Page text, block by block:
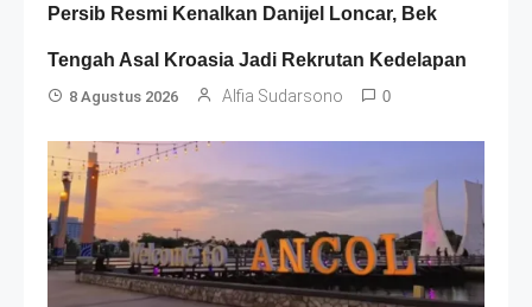
Persib Resmi Kenalkan Danijel Loncar, Bek
Tengah Asal Kroasia Jadi Rekrutan Kedelapan
8 Agustus 2026 Alfia Sudarsono 0